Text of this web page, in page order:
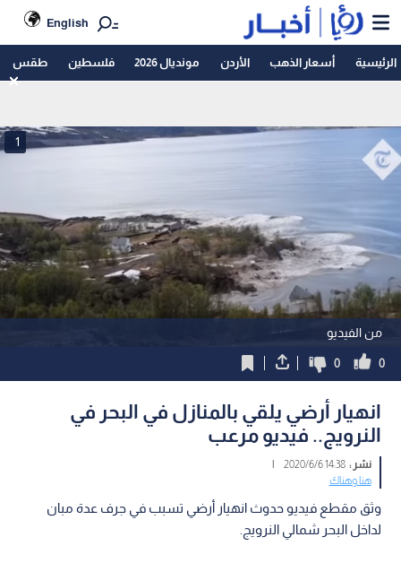
English
الرئيسية أسعار الذهب الأردن مونديال 2026 فلسطين طقس
من الفيديو
1
0
0
انهيار أرضي يلقي بالمنازل في البحر في
النرويج.. فيديو مرعب
نشر :14:38 2020/6/6
|
هنا وهناك
وثق مقطع فيديو حدوث انهيار أرضي تسبب في جرف عدة مبان
لداخل البحر شمالي النرويج.